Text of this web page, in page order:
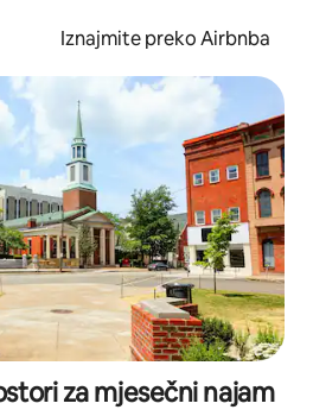
Iznajmite preko Airbnba
za mjesečni najam